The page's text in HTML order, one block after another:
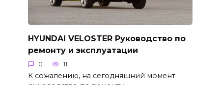
HYUNDAI VELOSTER Руководство по
ремонту и эксплуатации
0 11
К сожалению, на сегодняшний момент